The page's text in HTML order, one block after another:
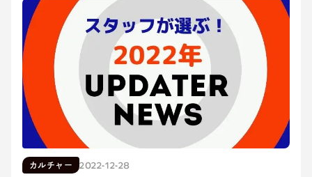
カルチャー 2022-12-28